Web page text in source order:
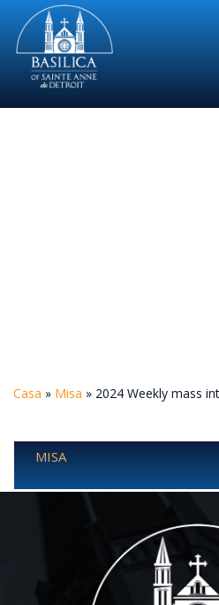
Sainte
Anne
Parish
de
Casa » Misa » 2024 Weekly mass
MISA